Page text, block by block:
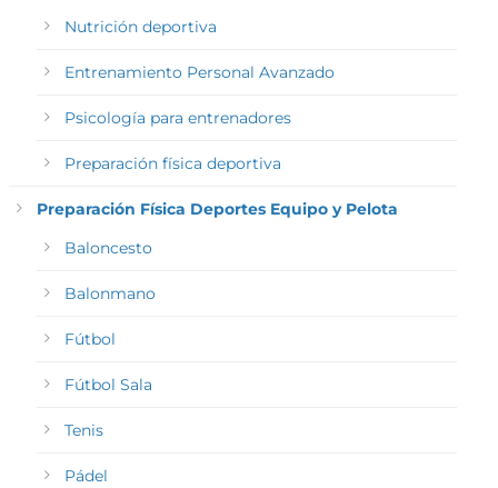
Nutrición deportiva
Entrenamiento Personal Avanzado
Psicología para entrenadores
Preparación física deportiva
Preparación Física Deportes Equipo y Pelota
Baloncesto
Balonmano
Fútbol
Fútbol Sala
Tenis
Pádel